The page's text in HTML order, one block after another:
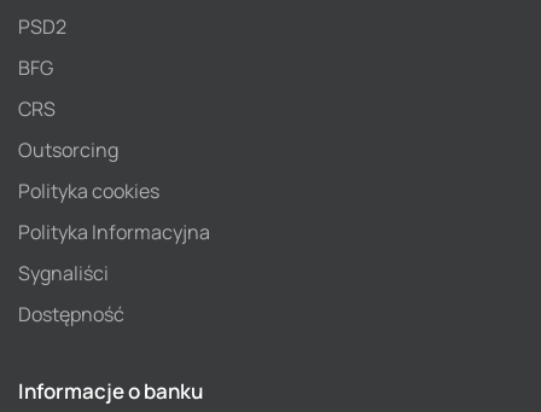
PSD2
BFG
CRS
Outsorcing
Polityka cookies
Polityka Informacyjna
Sygnaliści
Dostępność
Informacje o banku